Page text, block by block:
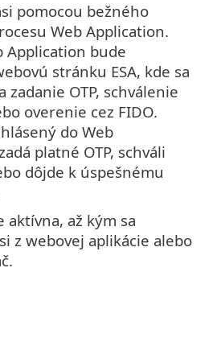
pomocou bežného
Web Application.
Application bude
stránku ESA, kde sa
zadanie OTP, schválenie
overenie cez FIDO.
do Web
platné OTP, schváli
dôjde k úspešnému
aktívna, až kým sa
z webovej aplikácie alebo